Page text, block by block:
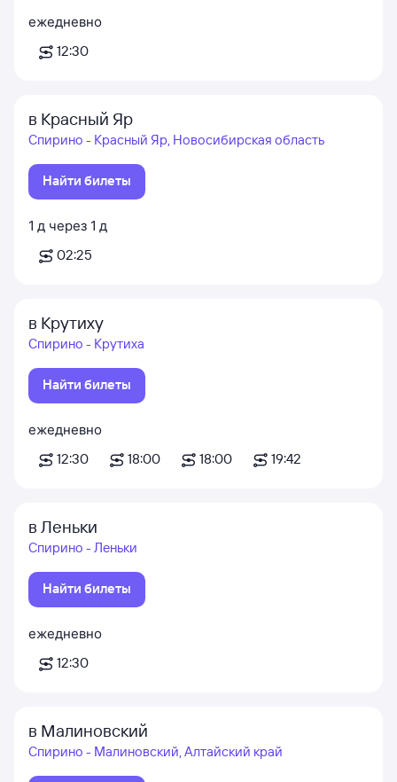
ежедневно
12:30
в Красный Яр
Спирино - Красный Яр, Новосибирская область
Найти билеты
1 д через 1 д
02:25
в Крутиху
Спирино - Крутиха
Найти билеты
ежедневно
12:30
18:00 18:00 19:42
в Леньки
Спирино - Леньки
Найти билеты
ежедневно
12:30
в Малиновский
Спирино - Малиновский, Алтайский край